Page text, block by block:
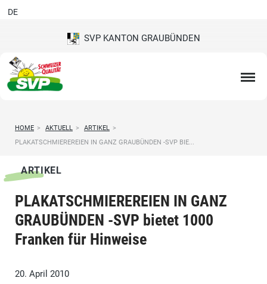
SVP KANTON GRAUBÜNDEN
DE
HOME > AKTUELL > ARTIKEL >
PLAKATSCHMIEREREIEN IN GANZ GRAUBÜNDEN -SVP BIE...
ARTIKEL
PLAKATSCHMIEREREIEN IN GANZ
GRAUBÜNDEN -SVP bietet 1000
Franken für Hinweise
20. April 2010